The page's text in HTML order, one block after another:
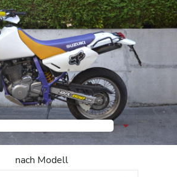
und Unfallfahrzeuge:
nach Marke
nach Modell